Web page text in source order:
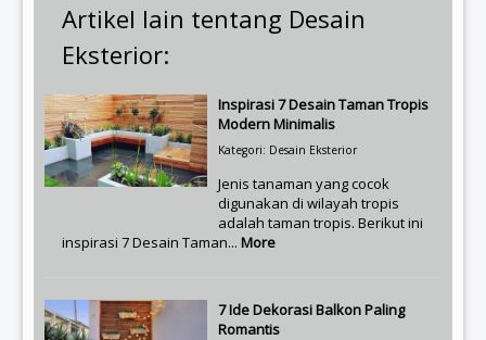
Artikel lain tentang Desain
Eksterior:
Inspirasi 7 Desain Taman Tropis
Modern Minimalis
Kategori: Desain Eksterior
Jenis tanaman yang cocok
digunakan di wilayah tropis
adalah taman tropis. Berikut ini
inspirasi 7 Desain Taman... More
7 Ide Dekorasi Balkon Paling
Romantis